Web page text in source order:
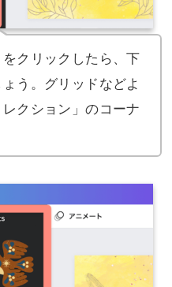
クリックしたら、下
う。グリッドなどよ
クション」のコーナ